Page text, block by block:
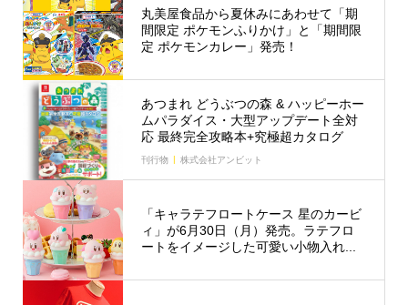
丸美屋食品から夏休みにあわせて「期
間限定 ポケモンふりかけ」と「期間限
定 ポケモンカレー」発売！
あつまれ どうぶつの森 & ハッピーホー
ムパラダイス・大型アップデート全対
応 最終完全攻略本+究極超カタログ
刊行物 株式会社アンビット
「キャラテフロートケース 星のカービ
ィ」が6月30日（月）発売。ラテフロ
ートをイメージした可愛い小物入れ...